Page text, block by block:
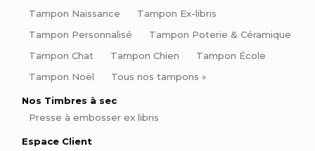
Tampon Naissance
Tampon Ex-libris
Tampon Personnalisé
Tampon Poterie & Céramique
Tampon Chat
Tampon Chien
Tampon École
Tampon Noël
Tous nos tampons »
Nos Timbres à sec
Presse à embosser ex libris
Espace Client